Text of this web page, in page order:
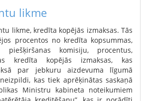
likme
likme, kredīta kopējās izmaksas. Tās
procentos no kredīta kopsummas,
piešķiršanas komisiju, procentus,
kredīta kopējās izmaksas, kas
par jebkuru aizdevuma līgumā
kas tiek aprēķinātas saskaņā
Ministru kabineta noteikumiem